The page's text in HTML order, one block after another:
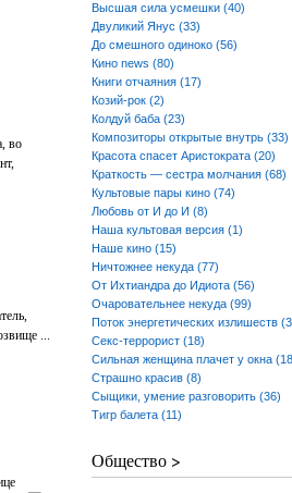
во
...
Высшая сила усмешки (40)
Двуликий Янус (33)
До смешного одиноко (56)
Кино news (80)
Книги отчаяния (17)
Козий-рок (2)
Колдуй баба (23)
Композиторы открытые внутрь (33)
Красота спасет Аристократа (20)
Краткость — сестра молчания (68)
Культовые пары кино (74)
Любовь от И до И (8)
Наша культовая версия (1)
Наше кино (15)
Ничтожнее некуда (77)
От Ихтиандра до Идиота (56)
Очаровательнее некуда (99)
Поток энергетических излишеств
Секс-террорист (18)
Сильная женщина плачет у окна
Страшно красив (8)
Сыщики, умение разговорить (36)
Тигр балета (11)
Общество >